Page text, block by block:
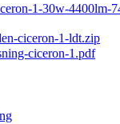
1-30w-4400lm-
ciceron-1-ldt.zip
ciceron-1.pdf